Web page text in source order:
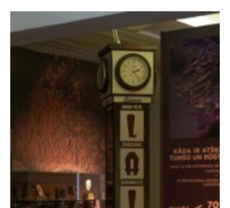
set active gallery item